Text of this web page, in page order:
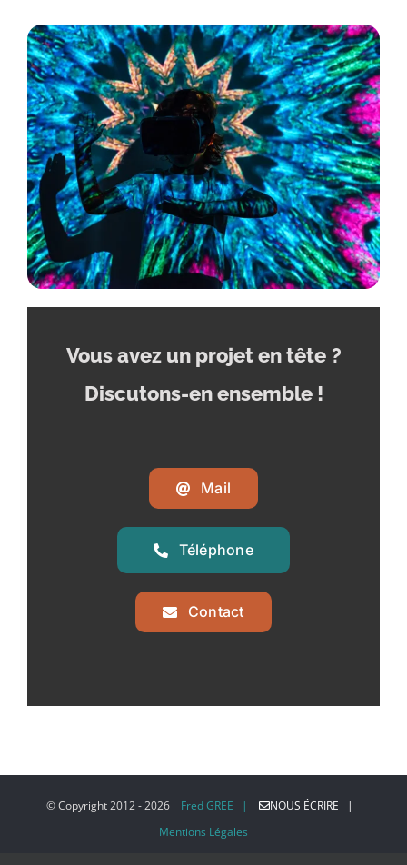
Vous avez un projet en tête ?
Discutons-en ensemble !
Mail
Téléphone
Contact
© Copyright 2012 -2026 Fred GREE |
NOUS ÉCRIRE |
Mentions Légales